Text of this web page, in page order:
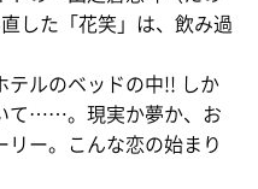
した「花笑」は、飲み過
テルのベッドの中!! しか
て……。現実か夢か、お
ー。こんな恋の始まり